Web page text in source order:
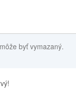
byť vymazaný.